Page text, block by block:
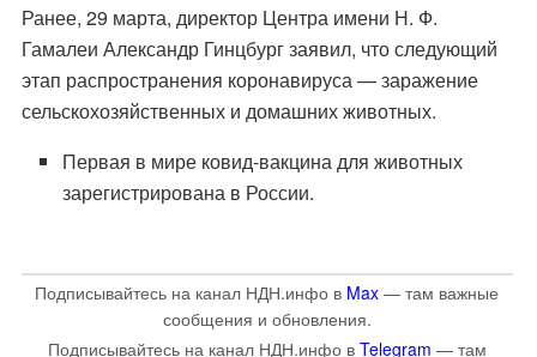
Ранее, 29 марта, директор Центра имени Н. Ф.
Гамалеи Александр Гинцбург заявил, что следующий
этап распространения коронавируса — заражение
сельскохозяйственных и домашних животных.
Первая в мире ковид-вакцина для животных
зарегистрирована в России.
Подписывайтесь на канал НДН.инфо в Max — там важные
сообщения и обновления.
Подписывайтесь на канал НДН.инфо в Telegram — там